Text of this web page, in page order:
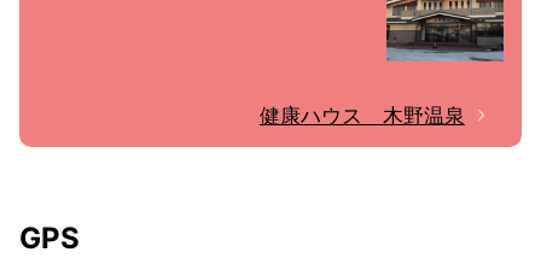
健康ハウス 木野温泉
GPS